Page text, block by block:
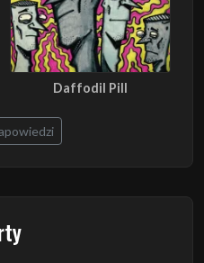
Daffodil Pill